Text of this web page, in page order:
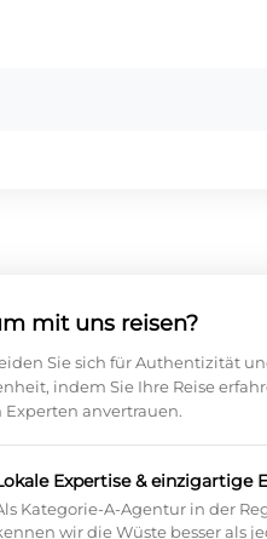
mit uns reisen?
Sie sich für Authentizität
indem Sie Ihre Reise
Experten anvertrauen.
Expertise & einzigartige
Kategorie-A-Agentur in der
wir die Wüste besser als